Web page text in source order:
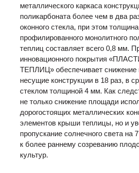
металлического каркаса
поликарбоната более чем в два
оконного стекла, при этом толщина
профилированного монолитного
теплиц составляет всего 0,8 мм.
инновационного покрытия
ТЕПЛИЦ» обеспечивает снижение
несущие конструкции в 18 раз, в
стеклом толщиной 4 мм. Как
не только снижение площади
дорогостоящих металлических
элементов крыши теплицы, но и
пропускание солнечного света на
к более раннему созреванию
культур.